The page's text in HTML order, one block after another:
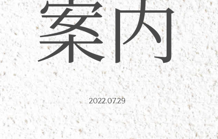
案内
2022.07.29